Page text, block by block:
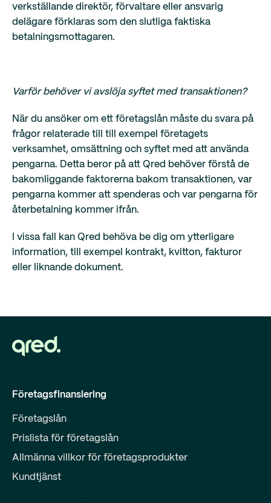
verkställande direktör, förvaltare eller ansvarig
delägare förklaras som den slutliga faktiska
betalningsmottagaren.
Varför behöver vi avslöja syftet med transaktionen?
När du ansöker om ett företagslån måste du svara på
frågor relaterade till till exempel företagets
verksamhet, omsättning och syftet med att använda
pengarna. Detta beror på att Qred behöver förstå de
bakomliggande faktorerna bakom transaktionen, var
pengarna kommer att spenderas och var pengarna för
återbetalning kommer ifrån.
I vissa fall kan Qred behöva be dig om ytterligare
information, till exempel kontrakt, kvitton, fakturor
eller liknande dokument.
Företagsfinansiering
Företagslån
Prislista för företagslån
Allmänna villkor för företagsprodukter
Kundtjänst